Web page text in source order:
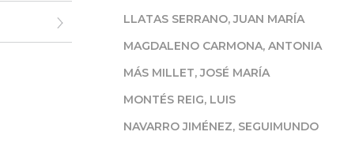
LLATAS SERRANO, JUAN MARÍA
MAGDALENO CARMONA, ANTONIA
MÁS MILLET, JOSÉ MARÍA
MONTÉS REIG, LUIS
NAVARRO JIMÉNEZ, SEGUIMUNDO